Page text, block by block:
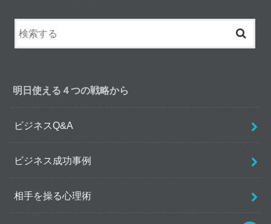
明日使える４つの戦略から
ビジネスQ&A
ビジネス成功事例
相手を操る心理術